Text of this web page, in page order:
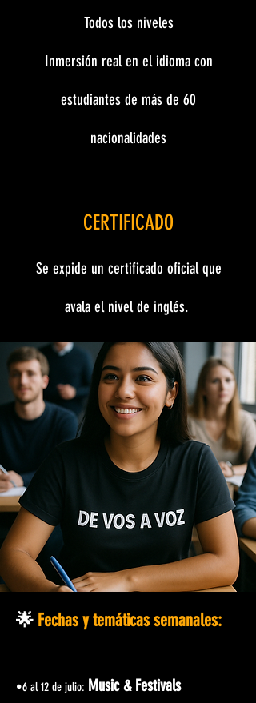
Todos los niveles
Inmersión real en el idioma con
estudiantes de más de 60
nacionalidades
CERTIFICADO
Se expide un certificado oficial que
avala el nivel de inglés.
🌟 Fechas y temáticas semanales:
•6 al 12 de julio: Music & Festivals